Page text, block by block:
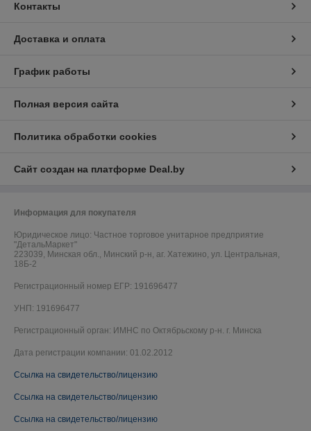
Контакты
Доставка и оплата
График работы
Полная версия сайта
Политика обработки cookies
Сайт создан на платформе Deal.by
Информация для покупателя
Юридическое лицо: Частное торговое унитарное предприятие
"ДетальМаркет"
223039, Минская обл., Минский р-н, аг. Хатежино, ул. Центральная,
18Б-2
Регистрационный номер ЕГР: 191696477
УНП: 191696477
Регистрационный орган: ИМНС по Октябрьскому р-н. г. Минска
Дата регистрации компании: 01.02.2012
Ссылка на свидетельство/лицензию
Ссылка на свидетельство/лицензию
Ссылка на свидетельство/лицензию